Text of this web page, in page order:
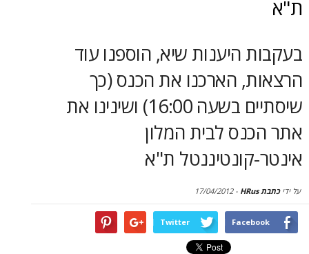
היענות שיא, הוספנו עוד
הארכנו את הכנס (כך
שיסתיים בשעה 16:00) ושינינו את
לבית המלון
ת"א
-
17/04/2012
Twitter